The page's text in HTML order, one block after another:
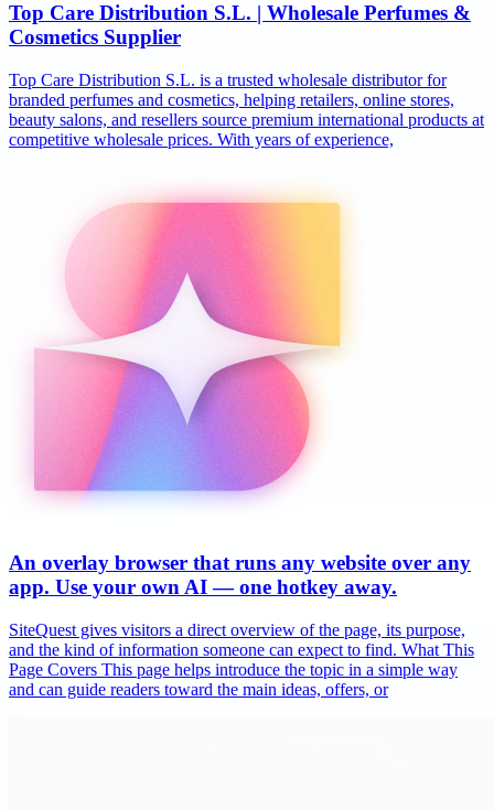
Top Care Distribution S.L. | Wholesale Perfumes &
Cosmetics Supplier
Top Care Distribution S.L. is a trusted wholesale distributor for
branded perfumes and cosmetics, helping retailers, online stores,
beauty salons, and resellers source premium international products at
competitive wholesale prices. With years of experience,
An overlay browser that runs any website over any
app. Use your own AI — one hotkey away.
SiteQuest gives visitors a direct overview of the page, its purpose,
and the kind of information someone can expect to find. What This
Page Covers This page helps introduce the topic in a simple way
and can guide readers toward the main ideas, offers, or